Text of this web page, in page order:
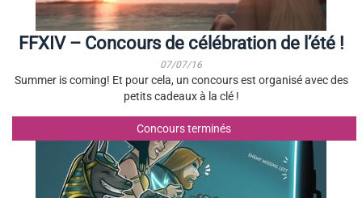
FFXIV – Concours de célébration de l’été !
07/07/16
Summer is coming! Et pour cela, un concours est organisé avec des
petits cadeaux à la clé !
Concours terminés